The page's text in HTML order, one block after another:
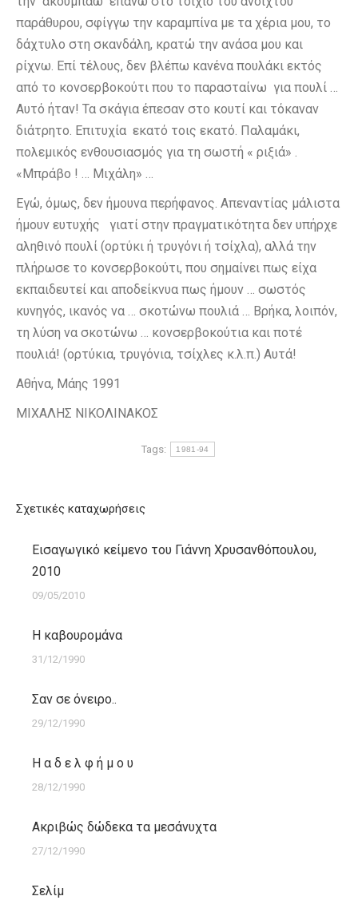
παράθυρου, σφίγγω την καραμπίνα με τα χέρια μου, το
δάχτυλο στη σκανδάλη, κρατώ την ανάσα μου και
ρίχνω. Επί τέλους, δεν βλέπω κανένα πουλάκι εκτός
από το κονσερβοκούτι που το παρασταίνω για πουλί …
Αυτό ήταν! Τα σκάγια έπεσαν στο κουτί και τόκαναν
διάτρητο. Επιτυχία εκατό τοις εκατό. Παλαμάκι,
πολεμικός ενθουσιασμός για τη σωστή « ριξιά» .
«Μπράβο ! … Μιχάλη» …
Εγώ, όμως, δεν ήμουνα περήφανος. Απεναντίας μάλιστα
ήμουν ευτυχής γιατί στην πραγματικότητα δεν υπήρχε
αληθινό πουλί (ορτύκι ή τρυγόνι ή τσίχλα), αλλά την
πλήρωσε το κονσερβοκούτι, που σημαίνει πως είχα
εκπαιδευτεί και αποδείκνυα πως ήμουν … σωστός
κυνηγός, ικανός να … σκοτώνω πουλιά … Βρήκα, λοιπόν,
τη λύση να σκοτώνω … κονσερβοκούτια και ποτέ
πουλιά! (ορτύκια, τρυγόνια, τσίχλες κ.λ.π.) Αυτά!
Αθήνα, Μάης 1991
ΜΙΧΑΛΗΣ ΝΙΚΟΛΙΝΑΚΟΣ
Tags: 1981-94
Σχετικές καταχωρήσεις
Εισαγωγικό κείμενο του Γιάννη Χρυσανθόπουλου,
2010
09/05/2010
Η καβουρομάνα
31/12/1990
Σαν σε όνειρο..
29/12/1990
Η α δ ε λ φ ή μ ο υ
28/12/1990
Ακριβώς δώδεκα τα μεσάνυχτα
27/12/1990
Σελίμ